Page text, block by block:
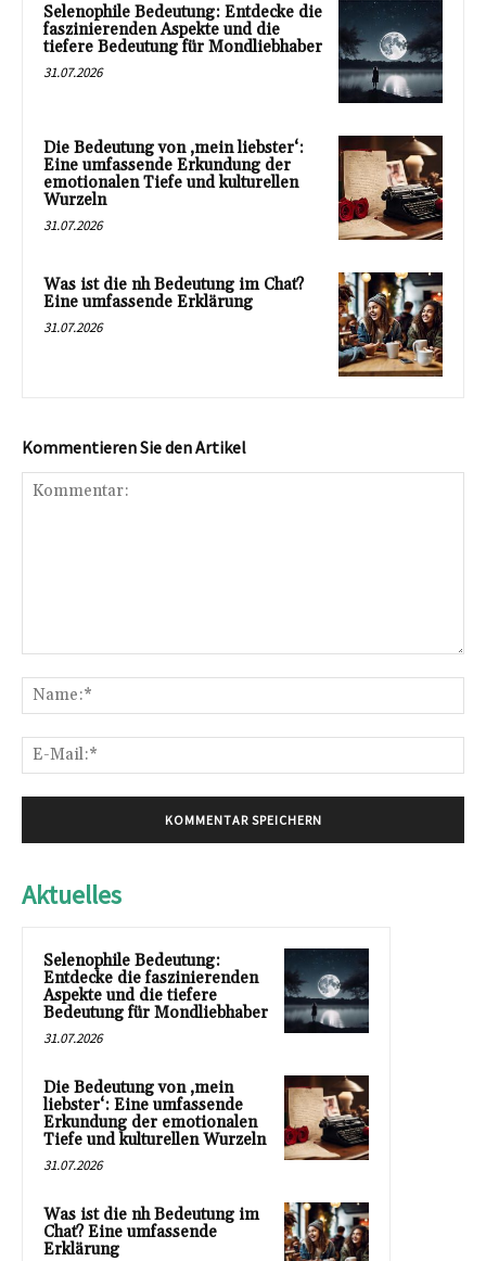
Selenophile Bedeutung: Entdecke die
faszinierenden Aspekte und die
tiefere Bedeutung für Mondliebhaber
31.07.2026
Die Bedeutung von ‚mein liebster‘:
Eine umfassende Erkundung der
emotionalen Tiefe und kulturellen
Wurzeln
31.07.2026
Was ist die nh Bedeutung im Chat?
Eine umfassende Erklärung
31.07.2026
Kommentieren Sie den Artikel
Aktuelles
Selenophile Bedeutung:
Entdecke die faszinierenden
Aspekte und die tiefere
Bedeutung für Mondliebhaber
31.07.2026
Die Bedeutung von ‚mein
liebster‘: Eine umfassende
Erkundung der emotionalen
Tiefe und kulturellen Wurzeln
31.07.2026
Was ist die nh Bedeutung im
Chat? Eine umfassende
Erklärung